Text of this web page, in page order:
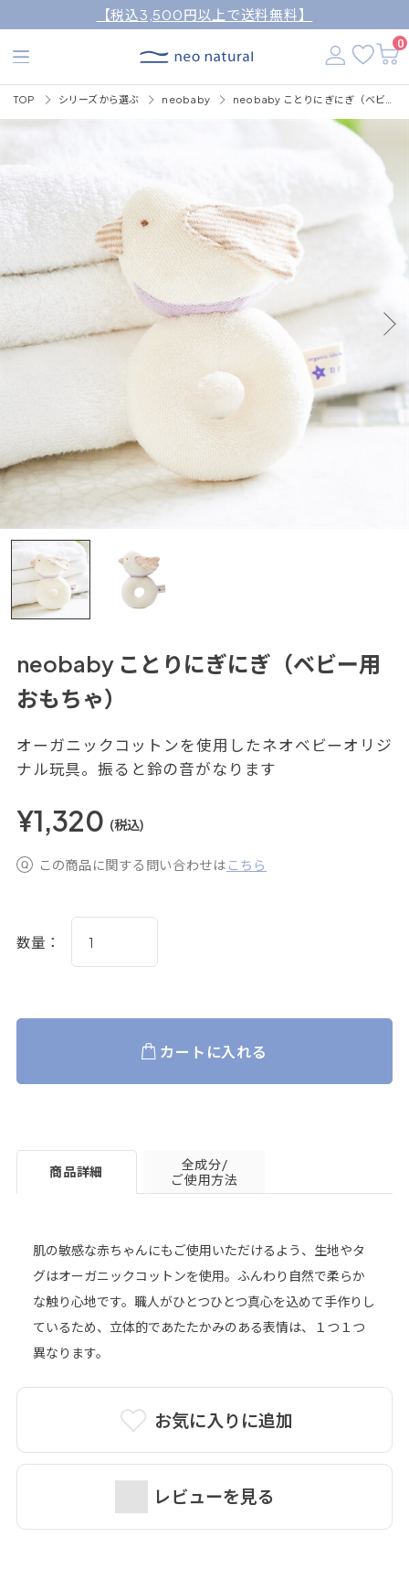
【税込3,500円以上で送料無料】
0
TOP シリーズから選ぶ neobaby
neobaby ことりにぎにぎ（ベビー用
おもちゃ）
オーガニックコットンを使用したネオベビーオリジ
ナル玩具。振ると鈴の音がなります
¥1,320 (税込)
この商品に関する問い合わせは こちら
お気に入りに追加
レビューを見る
数量：
カートに入れる
商品詳細
全成分/
ご使用方法
肌の敏感な赤ちゃんにもご使用いただけるよう、生地やタ
グはオーガニックコットンを使用。ふんわり自然で柔らか
な触り心地です。職人がひとつひとつ真心を込めて手作りし
ているため、立体的であたたかみのある表情は、１つ１つ
異なります。